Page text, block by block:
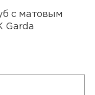
с матовым
Garda